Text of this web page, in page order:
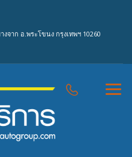
จาก อ.พระโขนง กรุงเทพฯ 10260